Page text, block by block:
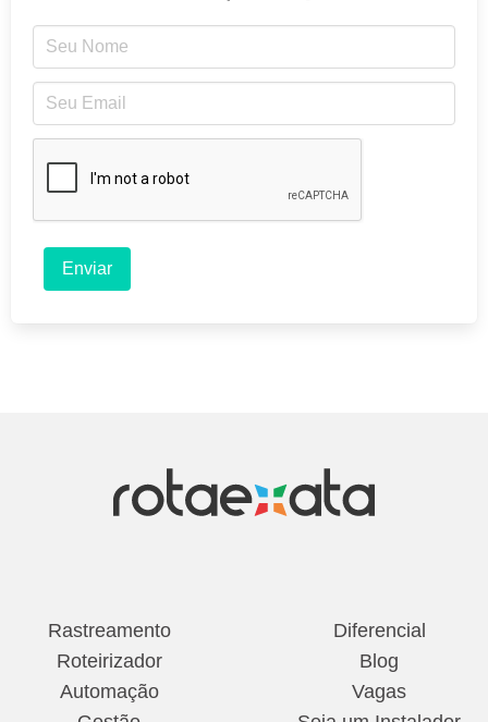
Enviar
Rastreamento
Roteirizador
Automação
Diferencial
Blog
Vagas